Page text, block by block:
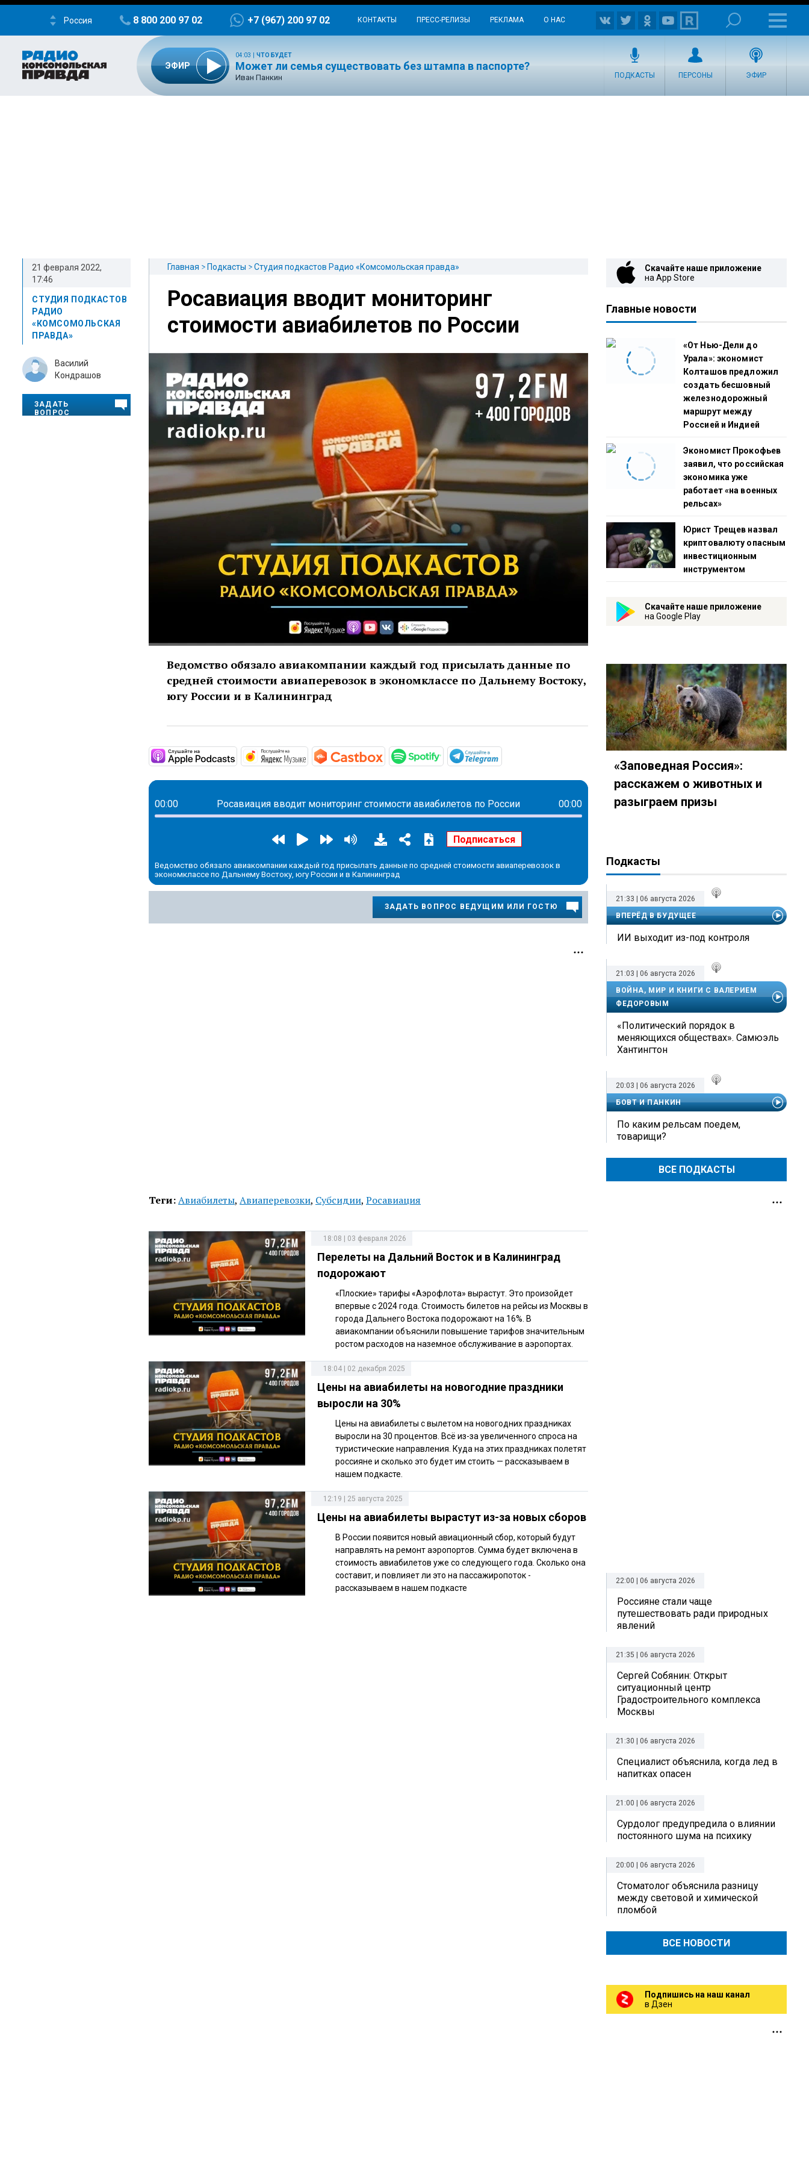
Россия 8 800 200 97 02 +7 (967) 200 97 02 КОНТАКТЫ ПРЕСС-РЕЛИЗЫ РЕКЛАМА О НАС
ЭФИР
04:03 ЧТО БУДЕТ
Может ли семья существовать без штампа в паспорте?
Иван Панкин ПОДКАСТЫ ПЕРСОНЫ ЭФИР
Главная Подкасты Студия подкастов Радио «Комсомольская правда»
Росавиация вводит мониторинг
стоимости авиабилетов по России
Ведомство обязало авиакомпании каждый год присылать данные по
средней стоимости авиаперевозок в экономклассе по Дальнему Востоку,
югу России и в Калининград
https://podcasts.apple.com/ru/podcast/студия-подкастов-радио-комсомольская-прав…
https://music.yandex.ru/album/11930969
https://castbox.fm/channel/Студия-подкастов-Радио-«Комсомольская-правда»-id3294…
https://open.spotify.com/show/3AFMp4cw36PPm2VnjuvrNa
00:00 Росавиация вводит мониторинг стоимости авиабилетов по России 00:00
Ведомство обязало авиакомпании каждый год присылать данные по средней стоимости авиаперевозок в
экономклассе по Дальнему Востоку, югу России и в Калининград
ЗАДАТЬ ВОПРОС ВЕДУЩИМ ИЛИ ГОСТЮ
21 февраля 2022,
17:46
СТУДИЯ ПОДКАСТОВ
РАДИО
«КОМСОМОЛЬСКАЯ
ПРАВДА»
Василий
Кондрашов
ЗАДАТЬ
ВОПРОС
Теги:Авиабилеты, Авиаперевозки, Субсидии, Росавиация
18:08 | 03 февраля 2026
Перелеты на Дальний Восток и в Калининград
подорожают
«Плоские» тарифы «Аэрофлота» вырастут. Это произойдет
впервые с 2024 года. Стоимость билетов на рейсы из Москвы в
города Дальнего Востока подорожают на 16%. В
авиакомпании объяснили повышение тарифов значительным
ростом расходов на наземное обслуживание в аэропортах.
18:04 | 02 декабря 2025
Цены на авиабилеты на новогодние праздники
выросли на 30%
Цены на авиабилеты с вылетом на новогодних праздниках
выросли на 30 процентов. Всё из-за увеличенного спроса на
туристические направления. Куда на этих праздниках полетят
россияне и сколько это будет им стоить — рассказываем в
нашем подкасте.
12:19 | 25 августа 2025
Цены на авиабилеты вырастут из-за новых сборов
В России появится новый авиационный сбор, который будут
направлять на ремонт аэропортов. Сумма будет включена в
стоимость авиабилетов уже со следующего года. Сколько она
составит, и повлияет ли это на пассажиропоток -
рассказываем в нашем подкасте
Скачайте наше приложение
на App Store
Главные новости
«От Нью-Дели до
Урала»: экономист
Колташов предложил
создать бесшовный
железнодорожный
маршрут между
Россией и Индией
Экономист Прокофьев
заявил, что российская
экономика уже
работает «на военных
рельсах»
Юрист Трещев назвал
криптовалюту опасным
инвестиционным
инструментом
Скачайте наше приложение
на Google Play
«Заповедная Россия»:
расскажем о животных и
разыграем призы
Подкасты
21:33 | 06 августа 2026
ВПЕРЁД В БУДУЩЕЕ
ИИ выходит из-под контроля
21:03 | 06 августа 2026
ВОЙНА, МИР И КНИГИ С ВАЛЕРИЕМ
ФЕДОРОВЫМ
«Политический порядок в
меняющихся обществах». Самюэль
Хантингтон
20:03 | 06 августа 2026
БОВТ И ПАНКИН
По каким рельсам поедем,
товарищи?
ВСЕ ПОДКАСТЫ
22:00 | 06 августа 2026
Россияне стали чаще
путешествовать ради природных
явлений
21:35 | 06 августа 2026
Сергей Собянин: Открыт
ситуационный центр
Градостроительного комплекса
Москвы
21:30 | 06 августа 2026
Специалист объяснила, когда лед в
напитках опасен
21:00 | 06 августа 2026
Сурдолог предупредила о влиянии
постоянного шума на психику
20:00 | 06 августа 2026
Стоматолог объяснила разницу
между световой и химической
пломбой
ВСЕ НОВОСТИ
Подпишись на наш канал
в Дзен